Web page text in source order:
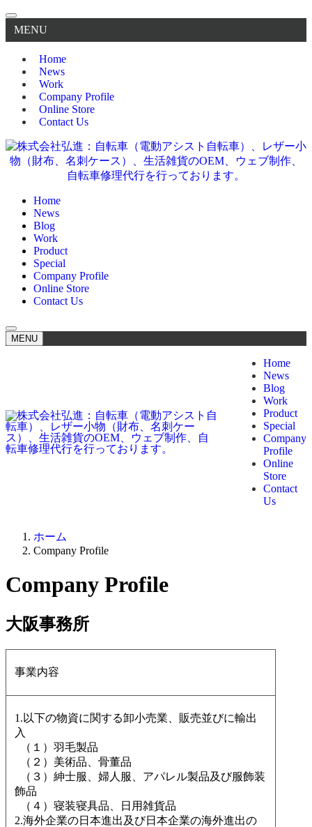
MENU
Home
News
Work
Company Profile
Online Store
Contact Us
Home
News
Blog
Work
Product
Special
Company Profile
Online Store
Contact Us
MENU
Home
News
Blog
Work
Product
Special
Company
Profile
Online
Store
Contact
Us
ホーム
Company Profile
Company Profile
大阪事務所
事業内容
1.以下の物資に関する卸小売業、販売並びに輸出
入
（１）羽毛製品
（２）美術品、骨董品
（３）紳士服、婦人服、アパレル製品及び服飾装
飾品
（４）寝装寝具品、日用雑貨品
2.海外企業の日本進出及び日本企業の海外進出の